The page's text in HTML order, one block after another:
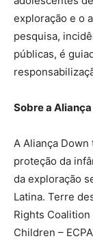
exploração e o
pesquisa,
públicas, é
Sobre a
A Aliança
proteção da
da exploração
Latina. Terre
Rights
Children –